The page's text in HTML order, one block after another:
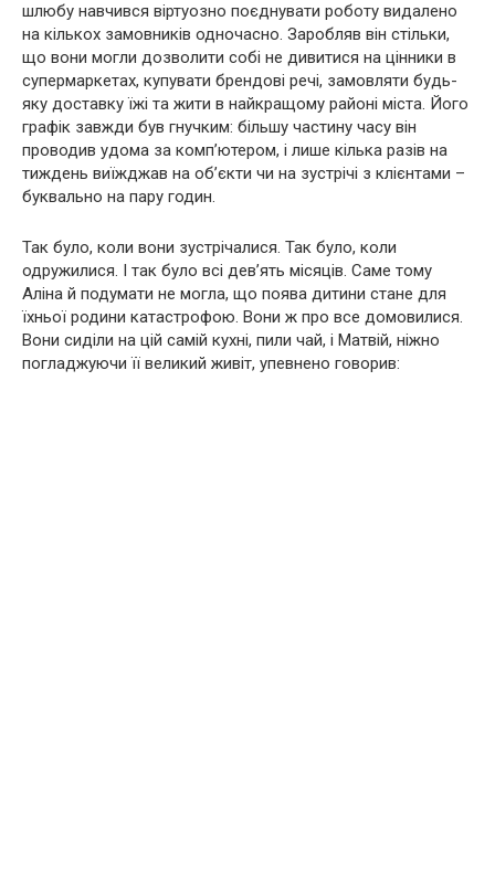
шлюбу навчився віртуозно поєднувати роботу видалено
на кількох замовників одночасно. Заробляв він стільки,
що вони могли дозволити собі не дивитися на цінники в
супермаркетах, купувати брендові речі, замовляти будь-
яку доставку їжі та жити в найкращому районі міста. Його
графік завжди був гнучким: більшу частину часу він
проводив удома за комп’ютером, і лише кілька разів на
тиждень виїжджав на об’єкти чи на зустрічі з клієнтами –
буквально на пару годин.
Так було, коли вони зустрічалися. Так було, коли
одружилися. І так було всі девʼять місяців. Саме тому
Аліна й подумати не могла, що поява дитини стане для
їхньої родини катастрофою. Вони ж про все домовилися.
Вони сиділи на цій самій кухні, пили чай, і Матвій, ніжно
погладжуючи її великий живіт, упевнено говорив: